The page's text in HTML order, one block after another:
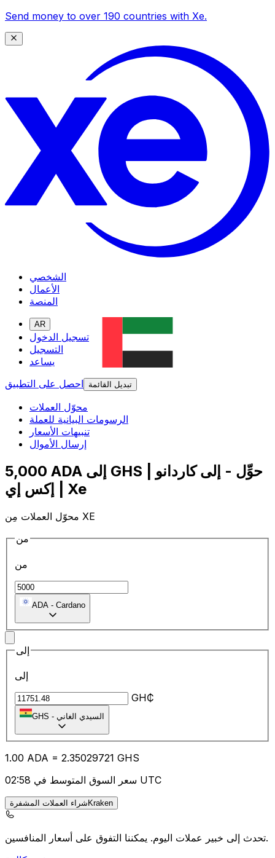
Send money to over 190 countries with Xe.
الشخصي
الأعمال
المنصة
AR
تسجيل الدخول
التسجيل
يساعد
احصل على التطبيق
تبديل القائمة
محوّل العملات
الرسومات البيانية للعملة
تنبيهات الأسعار
إرسال الأموال
5,000 ADA إلى GHS | حوِّل - إلى كاردانو
| إكس إي Xe
محوّل العملات مِن XE
من
من
ADA - Cardano
إلى
إلى
GH₵
GHS - السيدي الغاني
1.00 ADA = 2.35029721 GHS
سعر السوق المتوسط في 02:58 UTC
شراء العملات المشفرةKraken
تحدث إلى خبير عملات اليوم.يمكننا التفوق على أسعار المنافسين.